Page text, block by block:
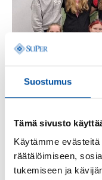
Suostumus
Tämä sivusto
Käytämme
räätälöimiseen,
tukemiseen ja